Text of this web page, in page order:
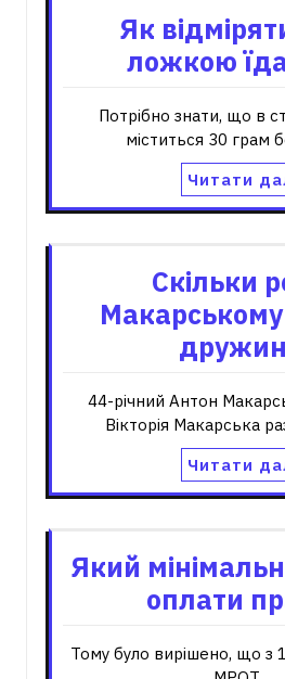
Як
ложкою
Потрібно знати, що в
міститься 30 грам
Читати
Скільки
Макарському
44-річний Антон
Вікторія Макарська
Читати
Який
оплати
Тому було вирішено, що з